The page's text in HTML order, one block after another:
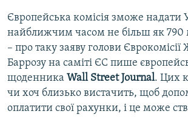
Європейська комісія зможе надати
найближчим часом не більш як 790
– про таку заяву голови
Баррозу на саміті ЄС пише
щоденника Wall Street Journal. Цих
чи хоч близько вистачить, щоб
оплатити свої рахунки, і це може